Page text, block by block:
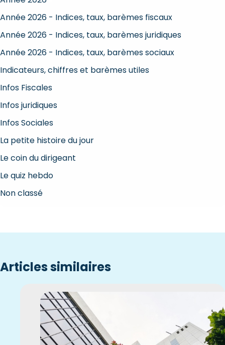
Année 2026 - Indices, taux, barèmes fiscaux
Année 2026 - Indices, taux, barèmes juridiques
Année 2026 - Indices, taux, barèmes sociaux
Indicateurs, chiffres et barèmes utiles
Infos Fiscales
Infos juridiques
Infos Sociales
La petite histoire du jour
Le coin du dirigeant
Le quiz hebdo
Non classé
Articles similaires